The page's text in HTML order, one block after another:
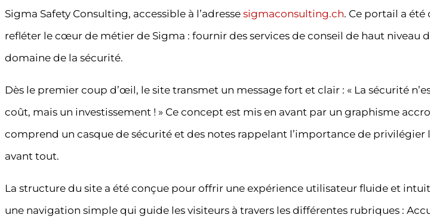
Sigma Safety Consulting, accessible à l’adresse sigmaconsulting.ch. Ce portail a
refléter le cœur de métier de Sigma : fournir des services de conseil de haut niveau
domaine de la sécurité.
Dès le premier coup d’œil, le site transmet un message fort et clair : « La sécurité
coût, mais un investissement ! » Ce concept est mis en avant par un graphisme
comprend un casque de sécurité et des notes rappelant l’importance de privilégier
avant tout.
La structure du site a été conçue pour offrir une expérience utilisateur fluide et
une navigation simple qui guide les visiteurs à travers les différentes rubriques :